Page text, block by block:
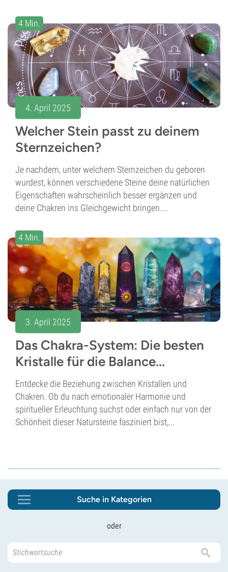
4 Min.
4. April 2025
Welcher Stein passt zu deinem
Sternzeichen?
Je nachdem, unter welchem Sternzeichen du geboren
wurdest, können verschiedene Steine deine natürlichen
Eigenschaften wahrscheinlich besser ergänzen und
deine Chakren ins Gleichgewicht bringen....
4 Min.
3. April 2025
Das Chakra-System: Die besten
Kristalle für die Balance...
Entdecke die Beziehung zwischen Kristallen und
Chakren. Ob du nach emotionaler Harmonie und
spiritueller Erleuchtung suchst oder einfach nur von der
Schönheit dieser Natursteine fasziniert bist,...
Suche in Kategorien
oder